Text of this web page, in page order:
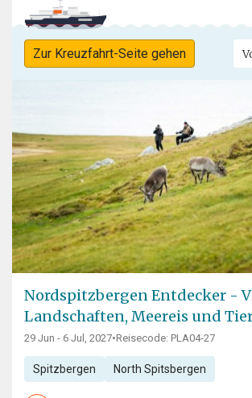
Zur Kreuzfahrt-Seite gehen
Nordspitzbergen Entdecker -
Landschaften, Meereis und
29 Jun - 6 Jul, 2027•Reisecode: PLA04-27
Spitzbergen North Spitsbergen